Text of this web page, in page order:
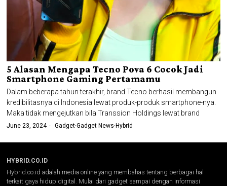
5 Alasan Mengapa Tecno Pova 6 Cocok Jadi
Smartphone Gaming Pertamamu
Dalam beberapa tahun terakhir, brand Tecno berhasil membangun
kredibilitasnya di Indonesia lewat produk-produk smartphone-nya.
Maka tidak mengejutkan bila Transsion Holdings lewat brand
June 23, 2024 Gadget·Gadget News· Hybrid
HYBRID.CO.ID
Hybrid.co.id adalah media online yang membahas tentang berbagai hal
terkait gaya hidup digital. Mulai dari gadget sampai dengan informasi